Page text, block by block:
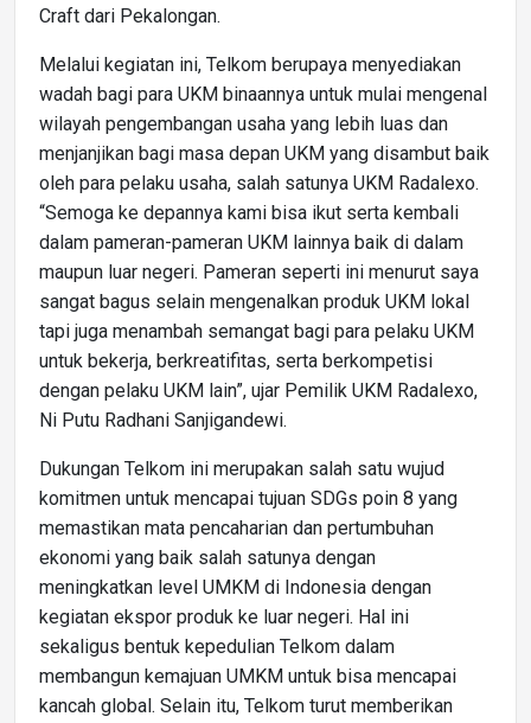
Craft dari Pekalongan.
Melalui kegiatan ini, Telkom berupaya menyediakan
wadah bagi para UKM binaannya untuk mulai mengenal
wilayah pengembangan usaha yang lebih luas dan
menjanjikan bagi masa depan UKM yang disambut baik
oleh para pelaku usaha, salah satunya UKM Radalexo.
“Semoga ke depannya kami bisa ikut serta kembali
dalam pameran-pameran UKM lainnya baik di dalam
maupun luar negeri. Pameran seperti ini menurut saya
sangat bagus selain mengenalkan produk UKM lokal
tapi juga menambah semangat bagi para pelaku UKM
untuk bekerja, berkreatifitas, serta berkompetisi
dengan pelaku UKM lain”, ujar Pemilik UKM Radalexo,
Ni Putu Radhani Sanjigandewi.
Dukungan Telkom ini merupakan salah satu wujud
komitmen untuk mencapai tujuan SDGs poin 8 yang
memastikan mata pencaharian dan pertumbuhan
ekonomi yang baik salah satunya dengan
meningkatkan level UMKM di Indonesia dengan
kegiatan ekspor produk ke luar negeri. Hal ini
sekaligus bentuk kepedulian Telkom dalam
membangun kemajuan UMKM untuk bisa mencapai
kancah global. Selain itu, Telkom turut memberikan